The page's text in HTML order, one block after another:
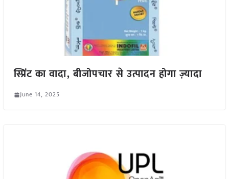
स्प्रिंट का वादा, बीजोपचार से उत्पादन होगा ज़्यादा
June 14, 2025